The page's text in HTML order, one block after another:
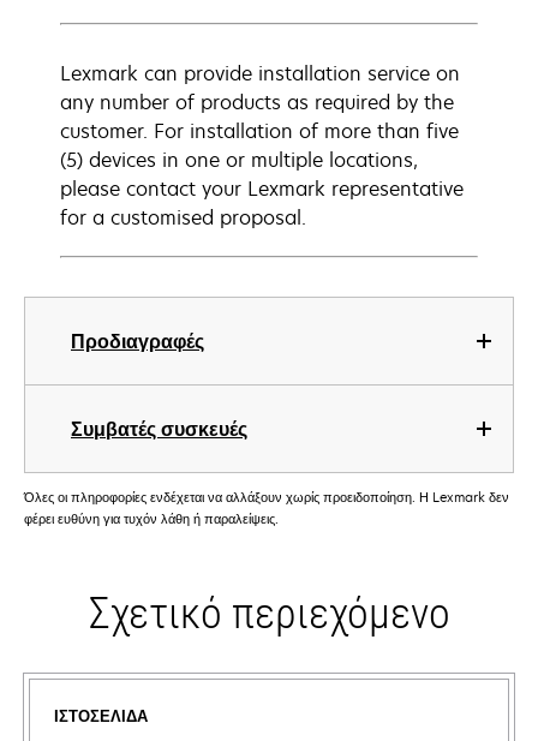
Προδιαγραφές
Συμβατές συσκευές
Lexmark can provide installation service on
any number of products as required by the
customer. For installation of more than five
(5) devices in one or multiple locations,
please contact your Lexmark representative
for a customised proposal.
Όλες οι πληροφορίες ενδέχεται να αλλάξουν χωρίς προειδοποίηση. Η Lexmark δεν
φέρει ευθύνη για τυχόν λάθη ή παραλείψεις.
Σχετικό περιεχόμενο
ΙΣΤΟΣΕΛΊΔΑ